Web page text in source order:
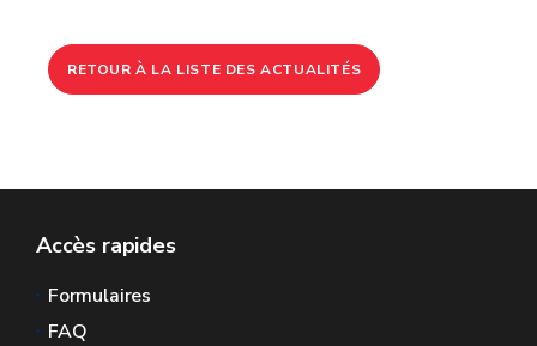
RETOUR À LA LISTE DES ACTUALITÉS
Accès rapides
Formulaires
FAQ